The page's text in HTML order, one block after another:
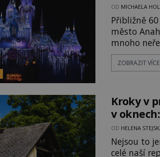
OD MICHAELA
Přibližně
město
mnoho
Disneyland, je hned
na
lidí ročně.
ZOBRAZIT VÍCE
Kroky v
v
budí
OD HELENA
Nejsou to
celé naší